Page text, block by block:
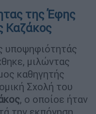
της Έφης
Καζάκος
υποψηφιότητάς
μιλώντας
καθηγητής
Σχολή του
, ο οποίοε ήταν